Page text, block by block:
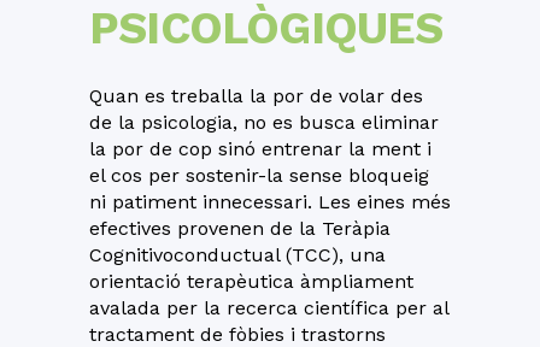
PSICOLÒGIQUES
Quan es treballa la por de volar des
de la psicologia, no es busca eliminar
la por de cop sinó entrenar la ment i
el cos per sostenir-la sense bloqueig
ni patiment innecessari. Les eines més
efectives provenen de la Teràpia
Cognitivoconductual (TCC), una
orientació terapèutica àmpliament
avalada per la recerca científica per al
tractament de fòbies i trastorns